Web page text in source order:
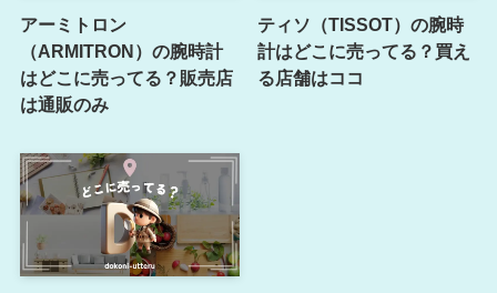
アーミトロン
（ARMITRON）の腕時計
はどこに売ってる？販売店
は通販のみ
ティソ（TISSOT）の腕時
計はどこに売ってる？買え
る店舗はココ